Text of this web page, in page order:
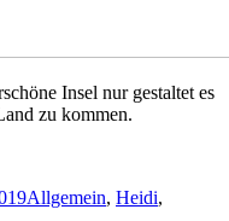
Insel nur gestaltet es
zu kommen.
Allgemein, Heidi,